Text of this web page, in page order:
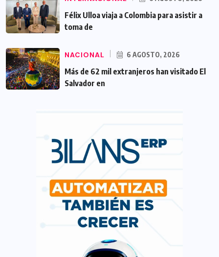
Félix Ulloa viaja a Colombia para asistir a
toma de
NACIONAL 6 AGOSTO, 2026
Más de 62 mil extranjeros han visitado El
Salvador en